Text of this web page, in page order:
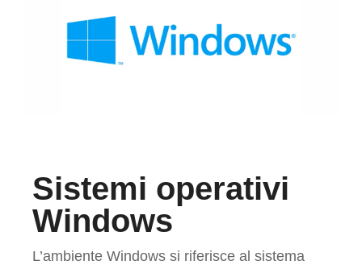
Sistemi operativi
Windows
L’ambiente Windows si riferisce al sistema